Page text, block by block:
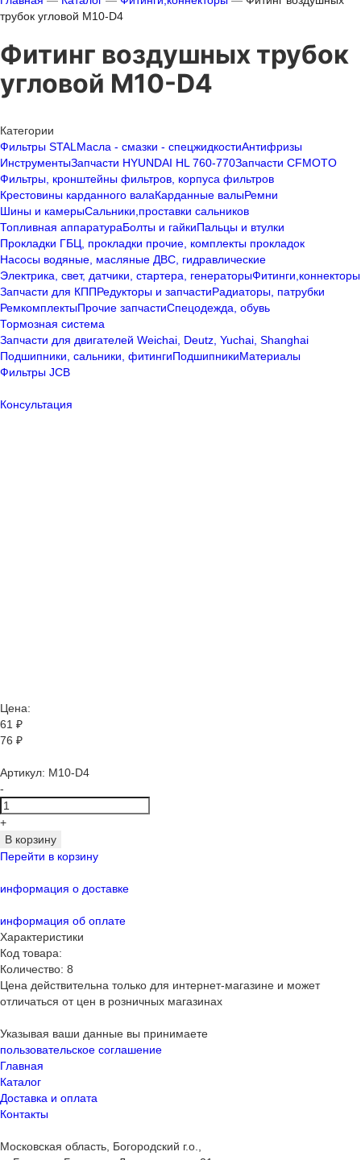
трубок угловой M10-D4
Фитинг воздушных трубок
угловой M10-D4
Категории
Фильтры STALМасла - смазки - спецжидкостиАнтифризы
ИнструментыЗапчасти HYUNDAI HL 760-770Запчасти CFMOTO
Фильтры, кронштейны фильтров, корпуса фильтров
Крестовины карданного валаКарданные валыРемни
Шины и камерыСальники,проставки сальников
Топливная аппаратураБолты и гайкиПальцы и втулки
Прокладки ГБЦ, прокладки прочие, комплекты прокладок
Насосы водяные, масляные ДВС, гидравлические
Электрика, свет, датчики, стартера, генераторыФитинги,коннекторы
Запчасти для КППРедукторы и запчастиРадиаторы, патрубки
РемкомплектыПрочие запчастиСпецодежда, обувь
Тормозная система
Запчасти для двигателей Weichai, Deutz, Yuchai, Shanghai
Подшипники, сальники, фитингиПодшипникиМатериалы
Фильтры JCB
Консультация
Цена:
61 ₽
76 ₽
Артикул: M10-D4
-
+
В корзину
Перейти в корзину
информация о доставке
информация об оплате
Характеристики
Код товара:
Количество: 8
Цена действительна только для интернет-магазине и может
отличаться от цен в розничных магазинах
Указывая ваши данные вы принимаете
пользовательское соглашение
Главная
Каталог
Доставка и оплата
Контакты
Московская область, Богородский г.о.,